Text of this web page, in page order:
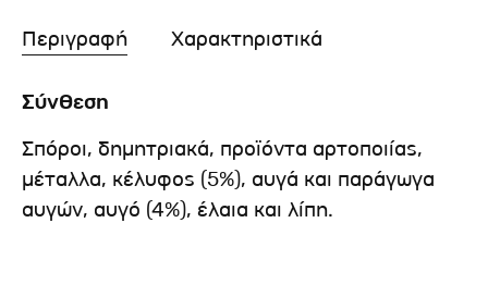
Περιγραφή Χαρακτηριστικά
Σύνθεση
Σπόροι, δημητριακά, προϊόντα αρτοποιίας,
μέταλλα, κέλυφος (5%), αυγά και παράγωγα
αυγών, αυγό (4%), έλαια και λίπη.